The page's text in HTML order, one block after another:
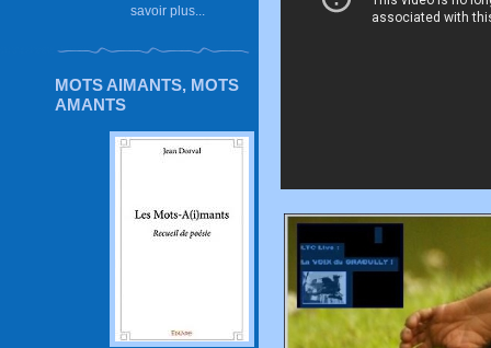
savoir plus...
MOTS AIMANTS, MOTS
AMANTS